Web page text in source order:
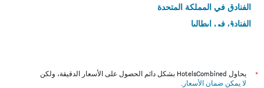
الفنادق في المملكة المتحدة
الفنادق في إيطاليا
*
يحاول HotelsCombined بشكل دائم الحصول على الأسعار الدقيقة، ولكن
لا يمكن ضمان الأسعار .